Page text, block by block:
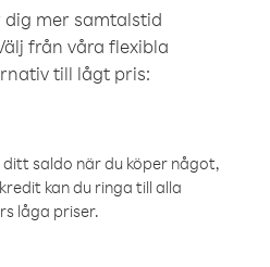
dig mer samtalstid
från våra flexibla
till lågt pris:
saldo när du köper något,
kan du ringa till alla
låga priser.